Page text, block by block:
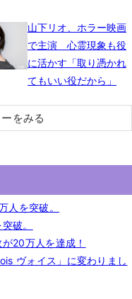
山下リオ、ホラー映画
で主演 心霊現象も役
に活かす「取り憑かれ
てもいい役だから」
をみる
を突破。
破。
20万人を達成！
ヴォイス」に変わりまし